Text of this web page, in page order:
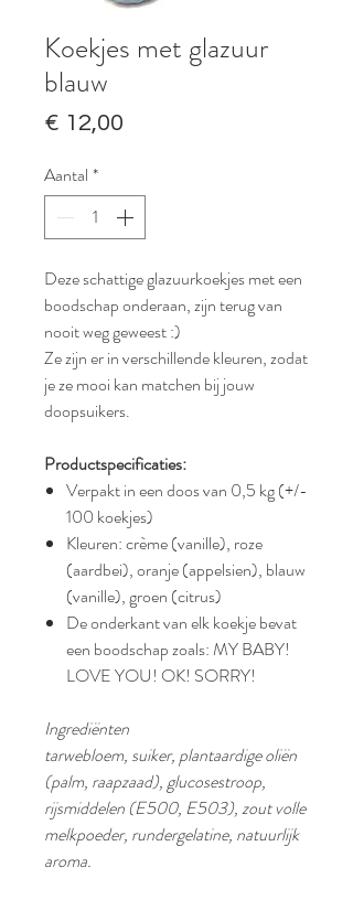
Koekjes met glazuur
blauw
€ 12,00
Aantal *
Deze schattige glazuurkoekjes met een
boodschap onderaan, zijn terug van
nooit weg geweest :)
Ze zijn er in verschillende kleuren, zodat
je ze mooi kan matchen bij jouw
doopsuikers.
Productspecificaties:
Verpakt in een doos van 0,5 kg (+/-
100 koekjes)
Kleuren: crème (vanille), roze
(aardbei), oranje (appelsien), blauw
(vanille), groen (citrus)
De onderkant van elk koekje bevat
een boodschap zoals: MY BABY!
LOVE YOU! OK! SORRY!
Ingrediënten
tarwebloem, suiker, plantaardige oliën
(palm, raapzaad), glucosestroop,
rijsmiddelen (E500, E503), zout volle
melkpoeder, rundergelatine, natuurlijk
aroma.